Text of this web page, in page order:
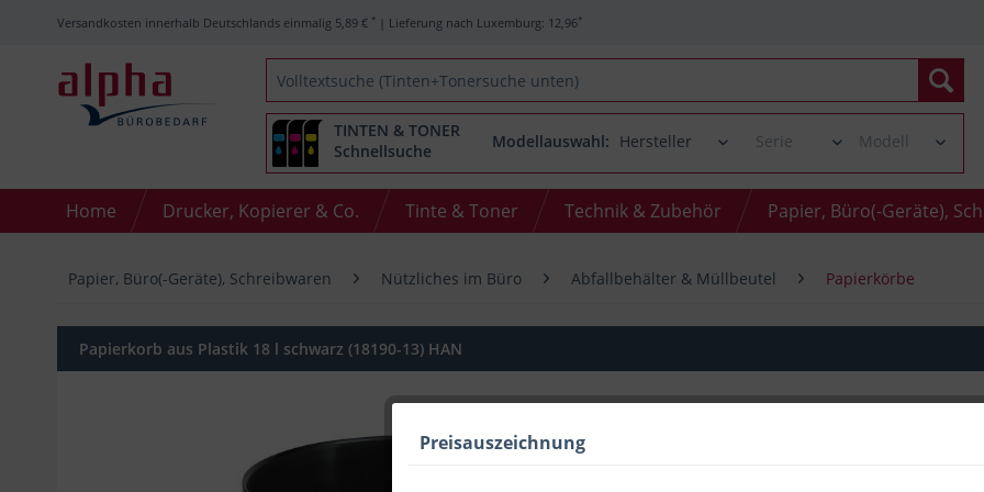
Versandkosten innerhalb Deutschlands einmalig 5,89 € * | Lieferung nach Luxemburg: 12,96*
TINTEN & TONER
Schnellsuche
Modellauswahl:
Home Drucker, Kopierer & Co. Tinte & Toner Technik & Zubehör Papier, Büro(-Geräte),
Papier, Büro(-Geräte), Schreibwaren Nützliches im Büro Abfallbehälter & Müllbeutel Papierkörbe
Papierkorb aus Plastik 18 l schwarz (18190-13) HAN
Preisauszeichnung